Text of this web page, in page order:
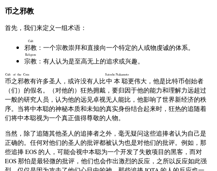
币之邪教
首先，我们来定义一组术语：
邪教
Cult
：一个宗教崇拜和直接向一个特定的人或物虔诚的体系。
宗教
Religion
：有人认为是至高无上的追求或兴趣。
币之邪教
Cult of the Coin
有许多圣人，或许没有人比中本聪
Satoshi Nakamoto
更伟大，他是比特币创始者
（们）的假名。（对他的）狂热拥戴，要归因于他的能力和理解力远超过
一般的研究人员，认为他的远见卓视无人能比，他影响了世界新经济的秩
序。当将中本聪的神秘本质和未知的真实身份结合起来时，狂热的追随着
们将中本聪视为一个真正值得尊敬的人物。
当然，除了追随其他圣人的追捧者之外，毫无疑问这些追捧者认为自己是
正确的。任何对他们的圣人的批评都被认为也是对他们的批评。例如，那
些追捧 EOS 的人，可能会视中本聪为一个开发了失败项目的黑客，而对
EOS 那怕是最轻微的批评，他们也会作出激烈的反应，之所以反应如此强